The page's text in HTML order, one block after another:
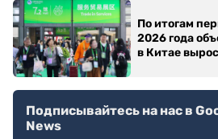
По итогам
2026 года
в Китае
Подписывайтесь на нас в
News